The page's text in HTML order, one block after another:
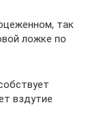
так
ложке по
вздутие